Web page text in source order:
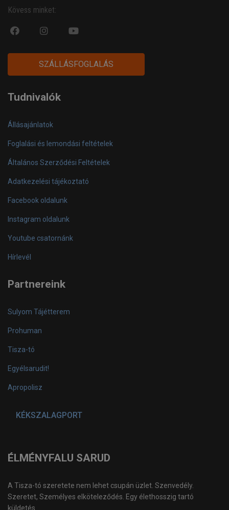
Kövess minket:
fa
facebook-
official
instagram
fa
youtube-
play
SZÁLLÁSFOGLALÁS
Tudnivalók
Állásajánlatok
Foglalási és lemondási feltételek
Általános Szerződési Feltételek
Adatkezelési tájékoztató
Facebook oldalunk
Instagram oldalunk
Youtube csatornánk
Hírlevél
Partnereink
Sulyom Tájétterem
Prohuman
Tisza-tó
Egyélsarudit!
Apropolisz
KÉKSZALAGPORT
ÉLMÉNYFALU SARUD
A Tisza-tó szeretete nem lehet csupán üzlet. Szenvedély.
Szeretet, Személyes elköteleződés. Egy élethosszig tartó
küldetés ...